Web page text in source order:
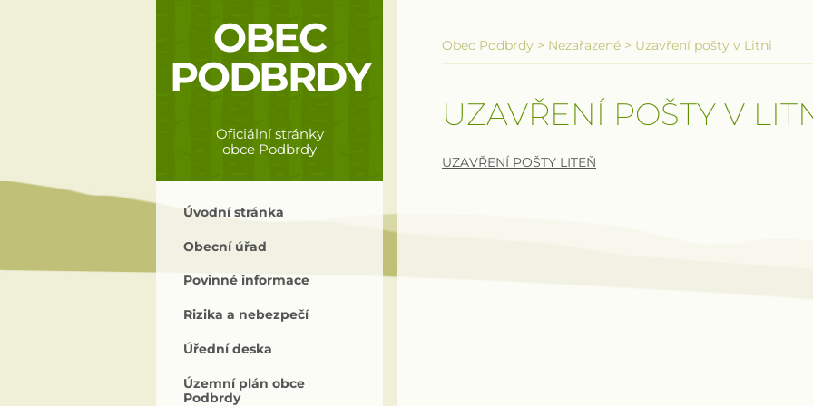
OBEC
PODBRDY
Oficiální stránky
obce Podbrdy
Úvodní stránka
Obecní úřad
Povinné informace
Rizika a nebezpečí
Úřední deska
Územní plán obce
Podbrdy
Obec Podbrdy > Nezařazené > Uzavření pošty v Litni
UZAVŘENÍ POŠTY V
UZAVŘENÍ POŠTY LITEŇ